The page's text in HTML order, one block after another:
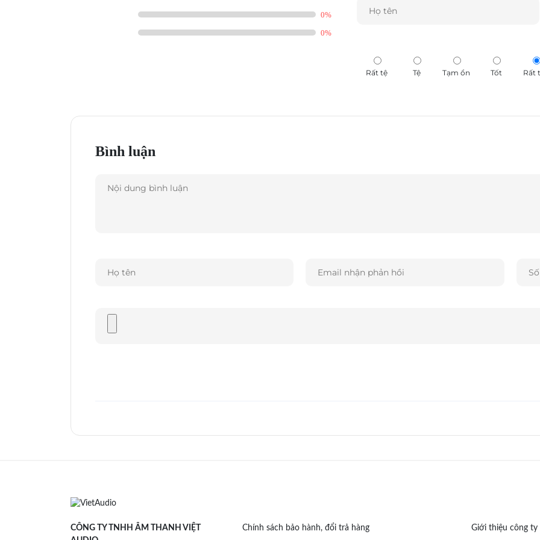
cấp được phủ một lớp vỏ mịn.
Phía trước loa là tấm chắn bằng vải cứng với logo Harman Kardon được sơn bóng. Bạn có thể
0%
0%
Rất tệ Tệ Tạm ổn Tốt Rất
Bình luận
CÔNG TY TNHH ÂM THANH VIỆT
Chính sách bảo hành, đổi trả hàng Giới thiệu công ty